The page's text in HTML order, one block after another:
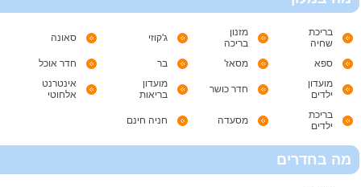
בריכת
שחיה
מזנון
בריכה
ג'קוזי סאונה
ספא מסאז' בר
חדר אוכל
מועדון
ילדים
חדר כושר
מועדון
בריאות
אינטרנט
אלחוטי
בריכת
ילדים
מסעדה חניה חינם
מה בחדרים